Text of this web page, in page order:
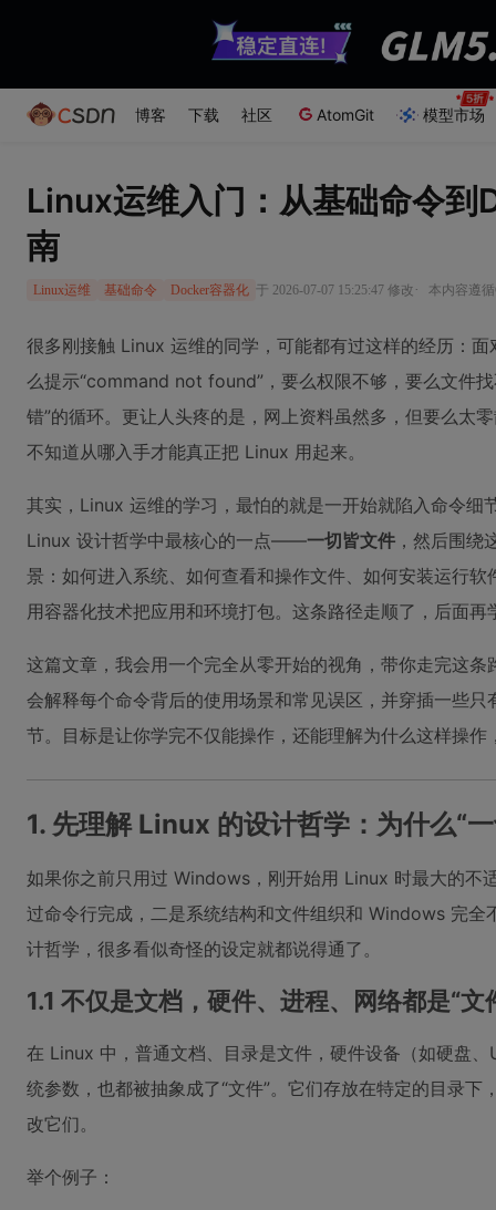
博客 下载 社区 AtomGit 模型市场
Linux运维入门：从基础命令
南
Linux运维 基础命令 Docker容器化 于 2026-07-07 15:25:47 修改 · 本内容遵
很多刚接触 Linux 运维的同学，可能都有过这样的经历：
么提示“command not found”，要么权限不够，要么文件
错”的循环。更让人头疼的是，网上资料虽然多，但要么太
不知道从哪入手才能真正把 Linux 用起来。
其实，Linux 运维的学习，最怕的就是一开始就陷入命令细
Linux 设计哲学中最核心的一点——一切皆文件 ，然后围绕
景：如何进入系统、如何查看和操作文件、如何安装运行
用容器化技术把应用和环境打包。这条路径走顺了，后面
这篇文章，我会用一个完全从零开始的视角，带你走完这
会解释每个命令背后的使用场景和常见误区，并穿插一些
节。目标是让你学完不仅能操作，还能理解为什么这样操
1. 先理解 Linux 的设计哲学：为什么“
如果你之前只用过 Windows，刚开始用 Linux 时最大的不
过命令行完成，二是系统结构和文件组织和 Windows 完全
计哲学，很多看似奇怪的设定就都说得通了。
1.1 不仅是文档，硬件、进程、网络都是“文
在 Linux 中，普通文档、目录是文件，硬件设备（如硬盘
统参数，也都被抽象成了“文件”。它们存放在特定的目录
改它们。
举个例子：